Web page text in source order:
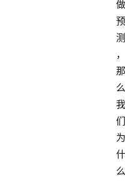
做
预
测
，
那
么
我
们
为
什
么